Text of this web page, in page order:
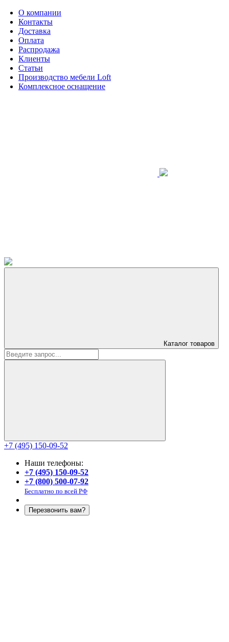
О компании
Контакты
Доставка
Оплата
Распродажа
Клиенты
Статьи
Производство мебели Loft
Комплексное оснащение
Каталог товаров
+7 (495) 150-09-52
Наши телефоны:
+7 (495) 150-09-52
+7 (800) 500-07-92
Бесплатно по всей РФ
Перезвонить вам?